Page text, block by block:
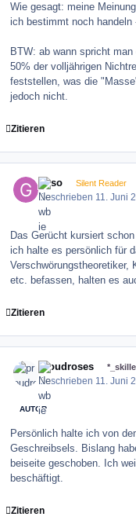
Wie gesagt: meine
ich bestimmt noch
BTW: ab wann spricht
50% der volljährigen
feststellen, was die
jedoch nicht.
Zitieren
goso Silent Reader
Geschrieben 11. Juni
Das Gerücht kursiert
ich halte es persönlich für
etc. befassen, halten es
Zitieren
proudroses
Geschrieben 11. Juni
AUTOR
Persönlich halte ich von
Geschreibsels. Bislang
beiseite geschoben. Ich
beschäftigt.
Zitieren